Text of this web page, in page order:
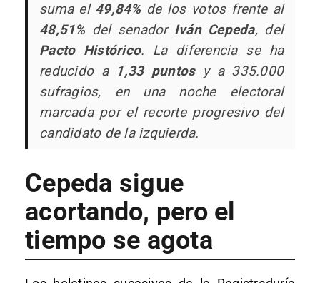
suma el 49,84% de los votos frente al
48,51% del senador Iván Cepeda, del
Pacto Histórico. La diferencia se ha
reducido a 1,33 puntosy a 335.000
sufragios, en una noche electoral
marcada por el recorte progresivo del
candidato de la izquierda.
Cepeda sigue
acortando, pero el
tiempo se agota